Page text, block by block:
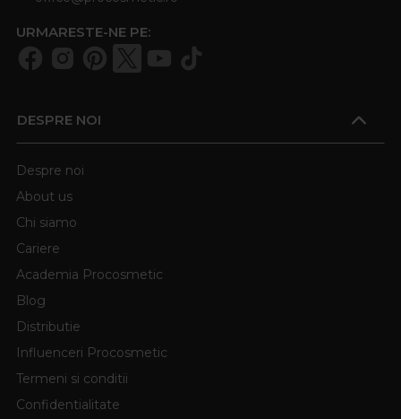
URMARESTE-NE PE:
DESPRE NOI
Despre noi
About us
Chi siamo
Cariere
Academia Procosmetic
Blog
Distributie
Influenceri Procosmetic
Termeni si conditii
Confidentialitate